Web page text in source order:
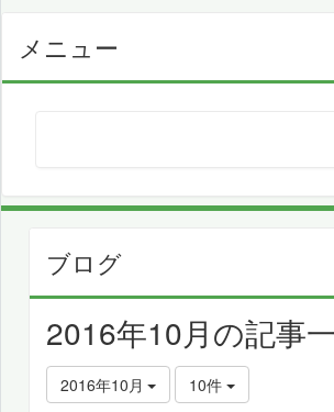
メニュー
ブログ
2016年10月の記事
2016年10月 10件